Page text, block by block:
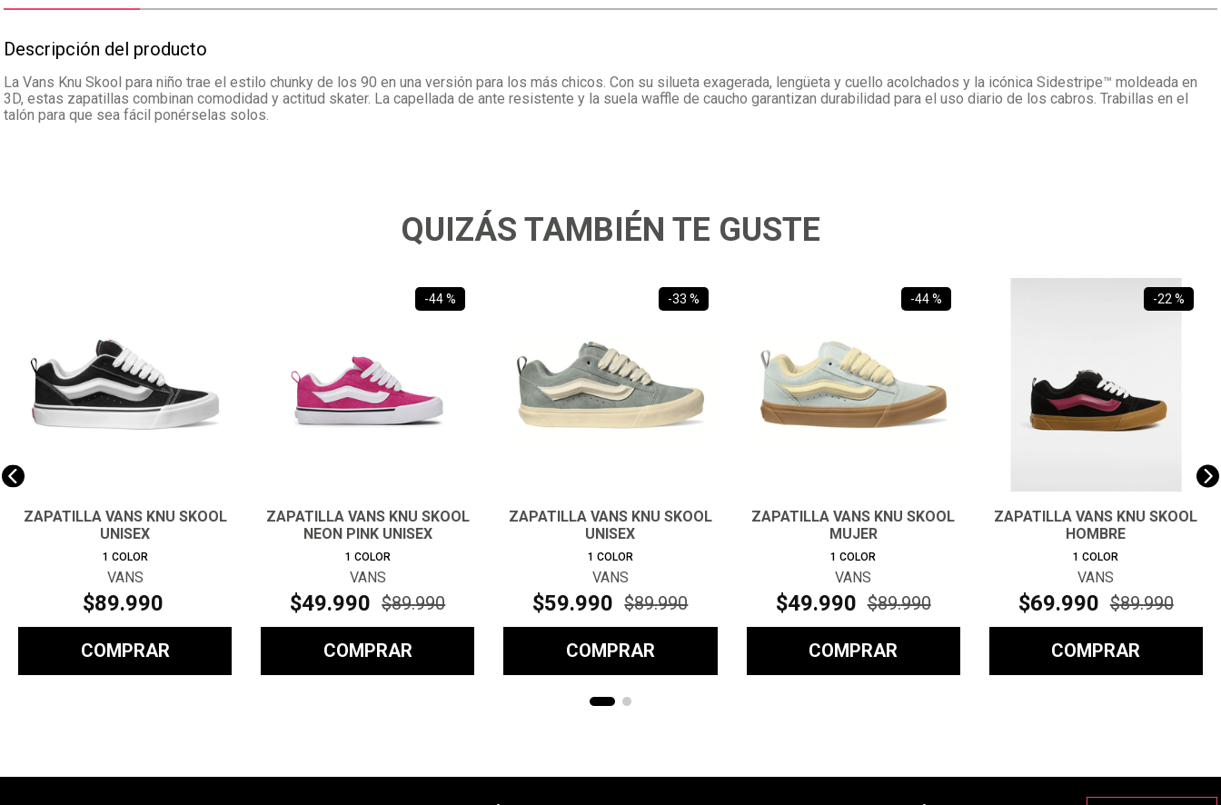
Descripción del producto
La Vans Knu Skool para niño trae el estilo chunky de los 90 en una versión para los más chicos. Con su silueta exagerada, lengüeta y cuello acolchados y la icónica Sidestripe™ moldeada en
3D, estas zapatillas combinan comodidad y actitud skater. La capellada de ante resistente y la suela waffle de caucho garantizan durabilidad para el uso diario de los cabros. Trabillas en el
talón para que sea fácil ponérselas solos.
QUIZÁS TAMBIÉN TE GUSTE
ZAPATILLA VANS KNU SKOOL
UNISEX
1 COLOR
VANS
$89.990
COMPRAR
-44 %
ZAPATILLA VANS KNU SKOOL
NEON PINK UNISEX
1 COLOR
VANS
$49.990 $89.990
COMPRAR
-33 %
ZAPATILLA VANS KNU SKOOL
UNISEX
1 COLOR
VANS
$59.990 $89.990
COMPRAR
-44 %
ZAPATILLA VANS KNU SKOOL
MUJER
1 COLOR
VANS
$49.990 $89.990
COMPRAR
-22 %
ZAPATILLA VANS KNU SKOOL
HOMBRE
1 COLOR
VANS
$69.990 $89.990
COMPRAR